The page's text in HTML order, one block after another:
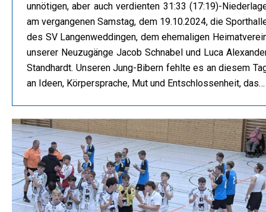
unnötigen, aber auch verdienten 31:33 (17:19)-
am vergangenen Samstag, dem 19.10.2024, die
des SV Langenweddingen, dem ehemaligen
unserer Neuzugänge Jacob Schnabel und Luca
Standhardt. Unseren Jung-Bibern fehlte es an diesem
an Ideen, Körpersprache, Mut und Entschlossenheit, das…